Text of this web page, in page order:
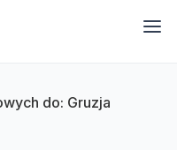
do: Gruzja